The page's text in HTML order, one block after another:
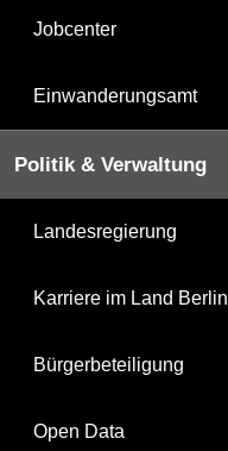
Jobcenter
Einwanderungsamt
Politik & Verwaltung
Landesregierung
Karriere im Land Berlin
Bürgerbeteiligung
Open Data